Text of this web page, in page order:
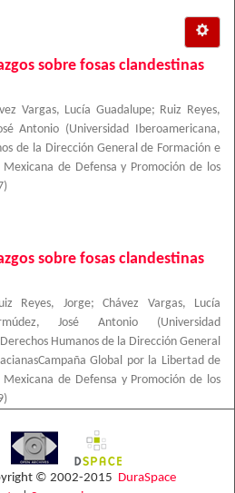
sobre fosas clandestinas
Vargas, Lucía Guadalupe;
Ruiz Reyes,
Antonio (Universidad Iberoamericana,
de la Dirección General de Formación e
Mexicana de Defensa y Promoción de los
)
sobre fosas clandestinas
Reyes, Jorge; Chávez Vargas, Lucía
José Antonio (Universidad
Humanos de la Dirección General
Global por la Libertad de
Mexicana de Defensa y Promoción de los
)
© 2002-2015 DuraSpace